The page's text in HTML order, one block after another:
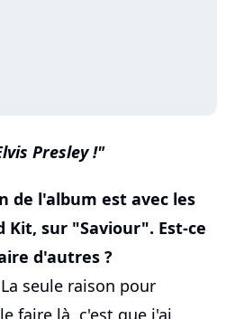
Presley !
de l'album est avec les
Kit, sur "Saviour". Est-ce
d'autres ?
seule raison pour
faire là, c'est que j'ai